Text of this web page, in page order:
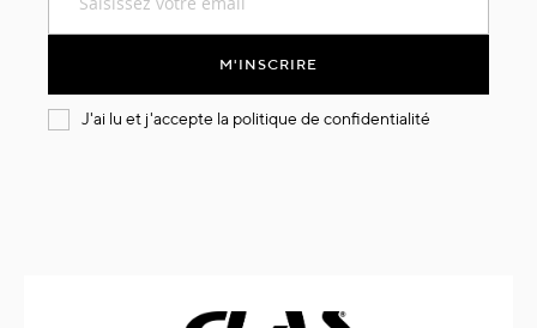
notre
M'INSCRIRE
J'ai lu et j'accepte la politique de confidentialité